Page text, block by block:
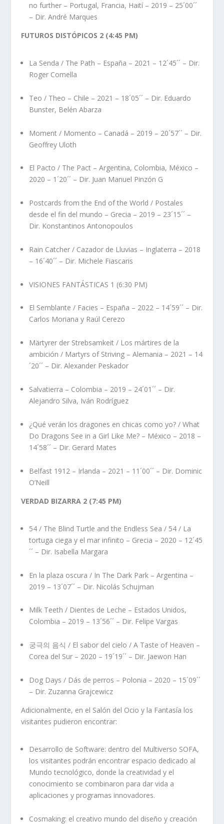
no further – Portugal, Francia, Haití – 2019 – 25´00´´
– Dir. André Marques
FUTUROS DISTÓPICOS 2 (4:45 PM)
La Senda / The Path – España – 2021 – 12´45´´ – Dir.
Roger Comella
Teo / Theo – Chile – 2021 – 18´05´´ – Dir. Eduardo
Bunster, Belén Abarza
Moment / Momento – Canadá – 2019 – 20´57´´ – Dir.
Geoffrey Uloth
El Pacto / The Pact – Argentina, Colombia, México –
2020 – 1´20´´ – Dir. Juan Manuel Pinzón G
Postcards from the End of the World / Postales
desde el fin del mundo – Grecia – 2019 – 23´15´´ –
Dir. Konstantinos Antonopoulos
Rain Catcher / Cazador de Lluvias – Inglaterra – 2018
– 16´40´´ – Dir. Michele Fiascaris
VISIONES FANTÁSTICAS 1 (6:30 PM)
El Semblante / Facies – España – 2022 – 14´59´´ – Dir.
Carlos Moriana y Raúl Cerezo
Märtyrer der Strebsamkeit / Los mártires de la
ambición / Martyrs of Striving – Alemania – 2021 – 14
´20´´ – Dir. Alexander Peskador
Salvatierra – Colombia – 2019 – 24´01´´ – Dir.
Alejandro Silva, Iván Rodríguez
¿Qué verán los dragones en chicas como yo? / What
Do Dragons See in a Girl Like Me? – México – 2018 –
14´58´´ – Dir. Gerard Mates
Belfast 1912 – Irlanda – 2021 – 11´00´´ – Dir. Dominic
O’Neill
VERDAD BIZARRA 2 (7:45 PM)
54 / The Blind Turtle and the Endless Sea / 54 / La
tortuga ciega y el mar infinito – Grecia – 2020 – 12´45
´´ – Dir. Isabella Margara
En la plaza oscura / In The Dark Park – Argentina –
2019 – 13´07´´ – Dir. Nicolás Schujman
Milk Teeth / Dientes de Leche – Estados Unidos,
Colombia – 2019 – 13´56´´ – Dir. Felipe Vargas
궁극의 음식 / El sabor del cielo / A Taste of Heaven –
Corea del Sur – 2020 – 19´19´´ – Dir. Jaewon Han
Dog Days / Dás de perros – Polonia – 2020 – 15´09´´
– Dir. Zuzanna Grajcewicz
Adicionalmente, en el Salón del Ocio y la Fantasía los
visitantes pudieron encontrar:
Desarrollo de Software: dentro del Multiverso SOFA,
los visitantes podrán encontrar espacio dedicado al
Mundo tecnológico, donde la creatividad y el
conocimiento se combinaron para dar vida a
aplicaciones y programas innovadores.
Cosmaking: el creativo mundo del diseño y creación